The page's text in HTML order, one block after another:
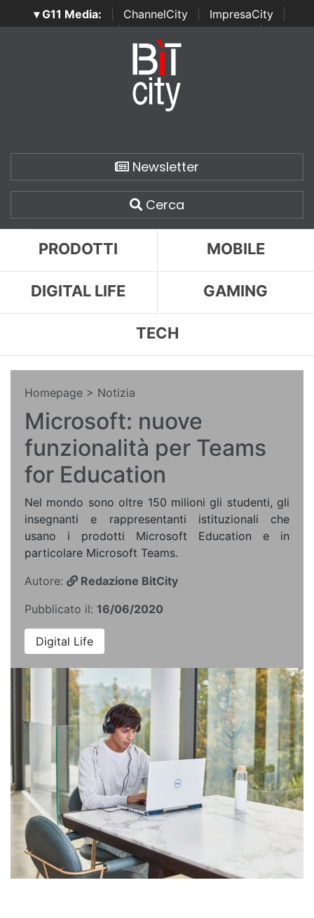
▾ G11 Media: ChannelCity ImpresaCity
SecurityOpenLab | Italian Channel Awards | Italian
Italian Security Awards
Newsletter
Cerca
PRODOTTI MOBILE
DIGITAL LIFE GAMING
TECH
Homepage > Notizia
Microsoft: nuove
funzionalità per Teams
for Education
Nel mondo sono oltre 150 milioni gli studenti, gli
insegnanti e rappresentanti istituzionali che
usano i prodotti Microsoft Education e in
particolare Microsoft Teams.
Autore:
Redazione BitCity
Pubblicato il: 16/06/2020
Digital Life